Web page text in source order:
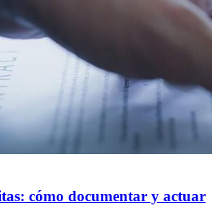
cómo documentar y actuar